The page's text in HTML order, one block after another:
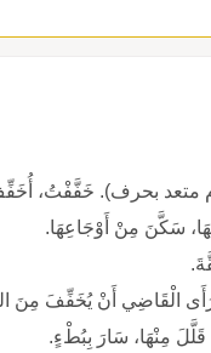
متعد بحرف). خَفَّفْتُ،
سَكَّنَ مِنْ أَوْجَاعِهَا.
الْقَاضِي أَنْ يُخَفِّفَ مِنَ
مِنْهَا، سَارَ بِبُطْءٍ.